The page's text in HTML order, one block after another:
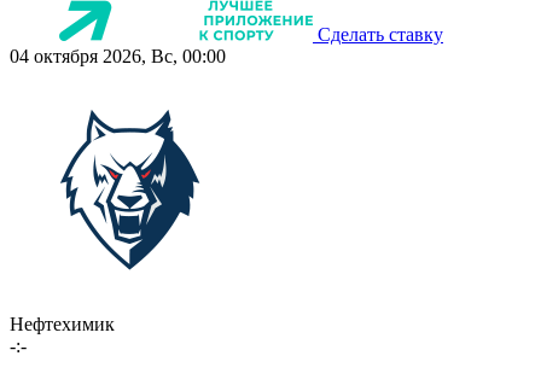
Сделать ставку
04 октября 2026, Вс, 00:00
Нефтехимик
-:-